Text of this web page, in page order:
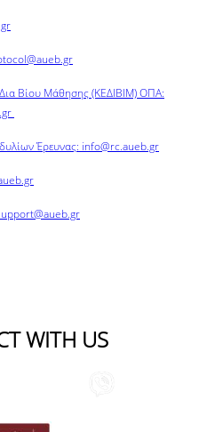
Βίου Μάθησης (ΚΕΔΙΒΙΜ) ΟΠΑ:
Έρευνας: info@rc.aueb.gr
WITH US